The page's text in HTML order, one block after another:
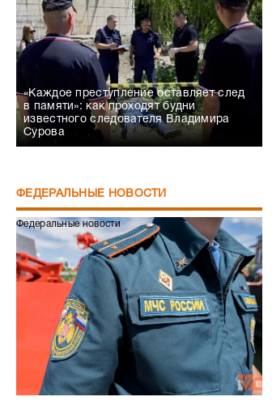
«Каждое преступление оставляет след
в памяти»: как проходят будни
известного следователя Владимира
Сурова
ФЕДЕРАЛЬНЫЕ НОВОСТИ
Федеральные новости